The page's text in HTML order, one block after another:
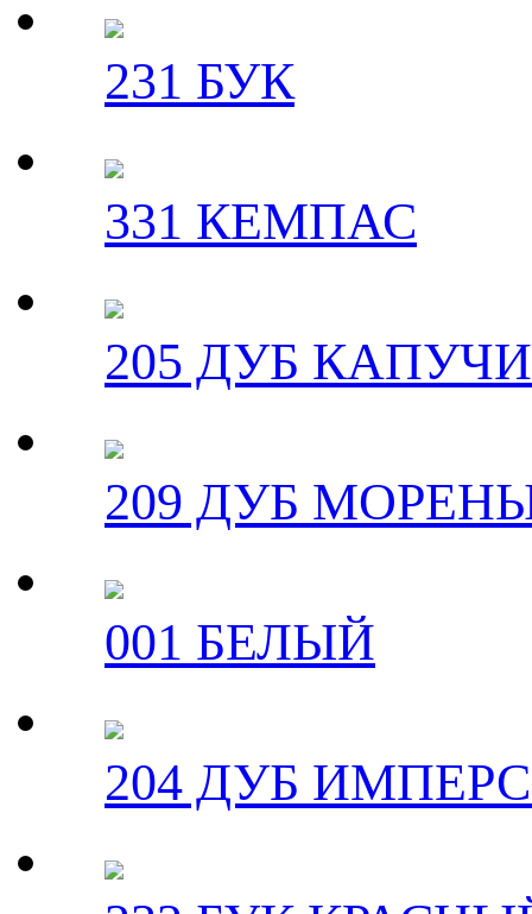
231 БУК
331 КЕМПАС
205 ДУБ
209 ДУБ
001 БЕЛЫЙ
204 ДУБ